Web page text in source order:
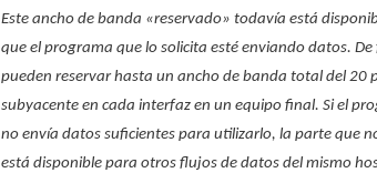
Este ancho de banda «reservado» todavía está
que el programa que lo solicita esté enviando datos.
pueden reservar hasta un ancho de banda total del 20
subyacente en cada interfaz en un equipo final. Si el
no envía datos suficientes para utilizarlo, la parte que
está disponible para otros flujos de datos del mismo